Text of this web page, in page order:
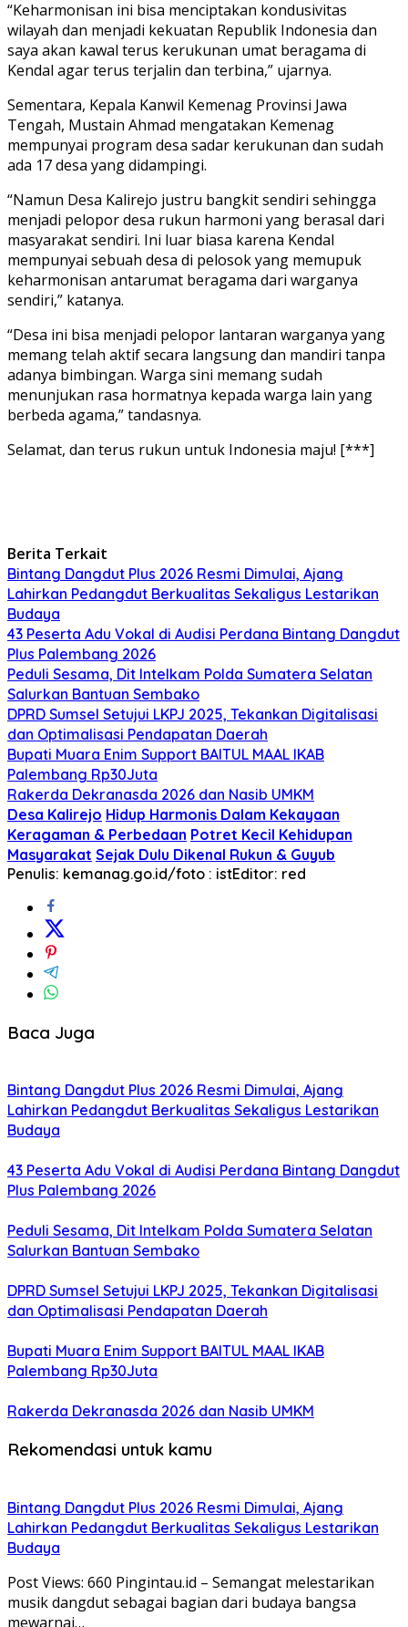
“Keharmonisan ini bisa menciptakan kondusivitas
wilayah dan menjadi kekuatan Republik Indonesia dan
saya akan kawal terus kerukunan umat beragama di
Kendal agar terus terjalin dan terbina,” ujarnya.
Sementara, Kepala Kanwil Kemenag Provinsi Jawa
Tengah, Mustain Ahmad mengatakan Kemenag
mempunyai program desa sadar kerukunan dan sudah
ada 17 desa yang didampingi.
“Namun Desa Kalirejo justru bangkit sendiri sehingga
menjadi pelopor desa rukun harmoni yang berasal dari
masyarakat sendiri. Ini luar biasa karena Kendal
mempunyai sebuah desa di pelosok yang memupuk
keharmonisan antarumat beragama dari warganya
sendiri,” katanya.
“Desa ini bisa menjadi pelopor lantaran warganya yang
memang telah aktif secara langsung dan mandiri tanpa
adanya bimbingan. Warga sini memang sudah
menunjukan rasa hormatnya kepada warga lain yang
berbeda agama,” tandasnya.
Selamat, dan terus rukun untuk Indonesia maju! [***]
Berita Terkait
Bintang Dangdut Plus 2026 Resmi Dimulai, Ajang
Lahirkan Pedangdut Berkualitas Sekaligus Lestarikan
Budaya
43 Peserta Adu Vokal di Audisi Perdana Bintang Dangdut
Plus Palembang 2026
Peduli Sesama, Dit Intelkam Polda Sumatera Selatan
Salurkan Bantuan Sembako
DPRD Sumsel Setujui LKPJ 2025, Tekankan Digitalisasi
dan Optimalisasi Pendapatan Daerah
Bupati Muara Enim Support BAITUL MAAL IKAB
Palembang Rp30Juta
Rakerda Dekranasda 2026 dan Nasib UMKM
Desa Kalirejo Hidup Harmonis Dalam Kekayaan
Keragaman & Perbedaan Potret Kecil Kehidupan
Masyarakat Sejak Dulu Dikenal Rukun & Guyub
Penulis: kemanag.go.id/foto : istEditor: red
Baca Juga
Bintang Dangdut Plus 2026 Resmi Dimulai, Ajang
Lahirkan Pedangdut Berkualitas Sekaligus Lestarikan
Budaya
43 Peserta Adu Vokal di Audisi Perdana Bintang Dangdut
Plus Palembang 2026
Peduli Sesama, Dit Intelkam Polda Sumatera Selatan
Salurkan Bantuan Sembako
DPRD Sumsel Setujui LKPJ 2025, Tekankan Digitalisasi
dan Optimalisasi Pendapatan Daerah
Bupati Muara Enim Support BAITUL MAAL IKAB
Palembang Rp30Juta
Rakerda Dekranasda 2026 dan Nasib UMKM
Rekomendasi untuk kamu
Bintang Dangdut Plus 2026 Resmi Dimulai, Ajang
Lahirkan Pedangdut Berkualitas Sekaligus Lestarikan
Budaya
Post Views: 660 Pingintau.id – Semangat melestarikan
musik dangdut sebagai bagian dari budaya bangsa
mewarnai…